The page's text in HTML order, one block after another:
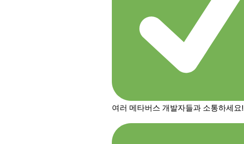
여러 메타버스 개발자들과 소통하세요!